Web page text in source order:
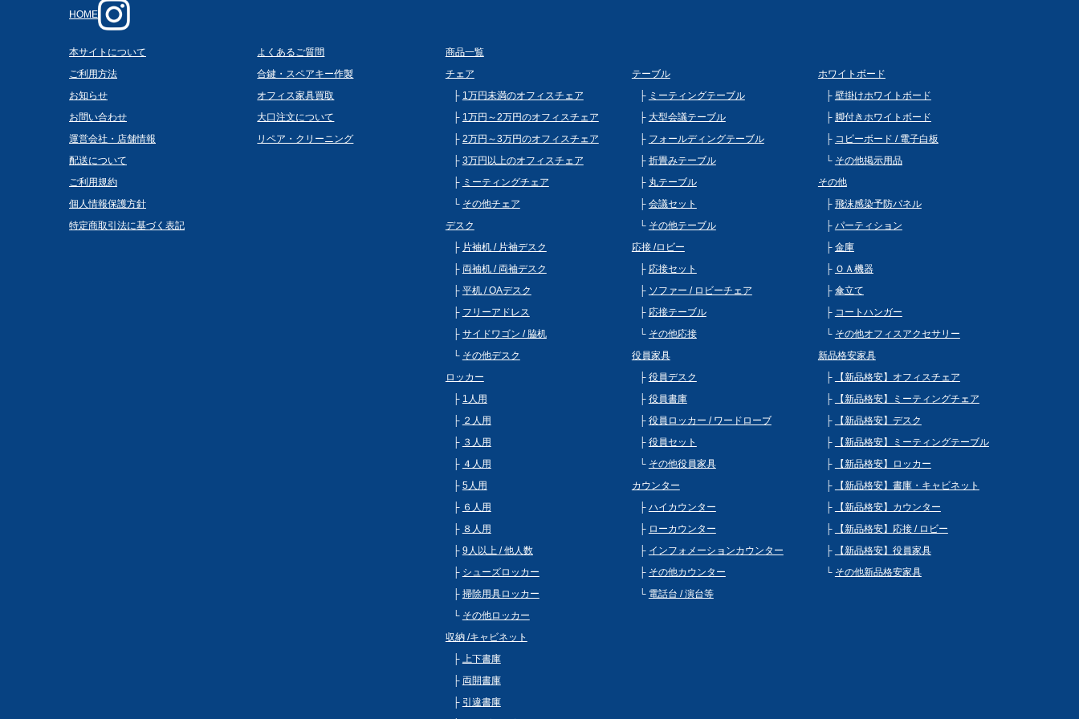
HOME
本サイトについて
ご利用方法
お知らせ
お問い合わせ
運営会社・店舗情報
配送について
ご利用規約
個人情報保護方針
特定商取引法に基づく表記
よくあるご質問
合鍵・スペアキー作製
オフィス家具買取
大口注文について
リペア・クリーニング
商品一覧
チェア
1万円未満のオフィスチェア
1万円～2万円のオフィスチェア
2万円～3万円のオフィスチェア
3万円以上のオフィスチェア
ミーティングチェア
その他チェア
デスク
片袖机 / 片袖デスク
両袖机 / 両袖デスク
平机 / OAデスク
フリーアドレス
サイドワゴン / 脇机
その他デスク
ロッカー
1人用
２人用
３人用
４人用
5人用
６人用
８人用
9人以上 / 他人数
シューズロッカー
掃除用具ロッカー
その他ロッカー
収納 /キャビネット
上下書庫
両開書庫
引違書庫
テーブル
ミーティングテーブル
大型会議テーブル
フォールディングテーブル
折畳みテーブル
丸テーブル
会議セット
その他テーブル
応接 /ロビー
応接セット
ソファー / ロビーチェア
応接テーブル
その他応接
役員家具
役員デスク
役員書庫
役員ロッカー / ワードローブ
役員セット
その他役員家具
カウンター
ハイカウンター
ローカウンター
インフォメーションカウンター
その他カウンター
電話台 / 演台等
ホワイトボード
壁掛けホワイトボード
脚付きホワイトボード
コピーボード / 電子白板
その他掲示用品
その他
飛沫感染予防パネル
パーティション
金庫
ＯＡ機器
傘立て
コートハンガー
その他オフィスアクセサリー
新品格安家具
【新品格安】オフィスチェア
【新品格安】ミーティングチェア
【新品格安】デスク
【新品格安】ミーティングテーブル
【新品格安】ロッカー
【新品格安】書庫・キャビネット
【新品格安】カウンター
【新品格安】応接 / ロビー
【新品格安】役員家具
その他新品格安家具